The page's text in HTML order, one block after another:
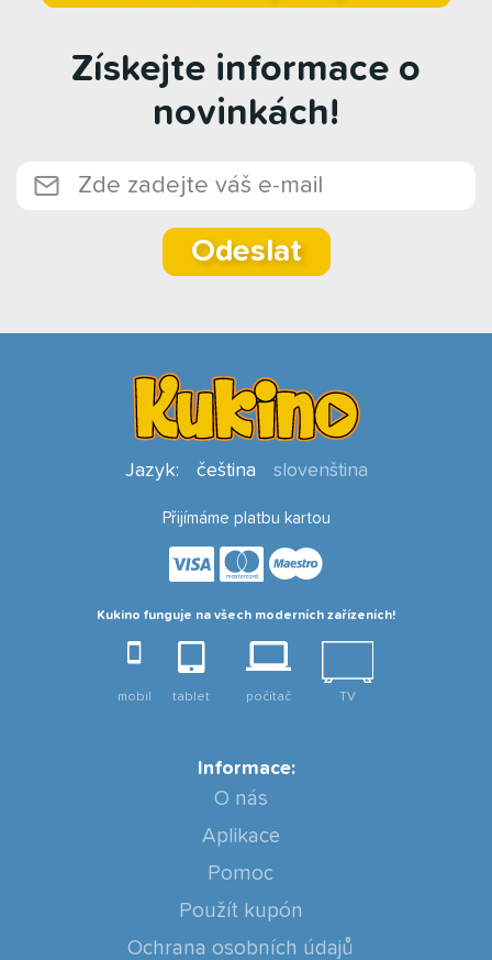
Získejte informace o
novinkách!
Odeslat
Informace:
O nás
Aplikace
Pomoc
Použít kupón
Ochrana osobních údajů
Jazyk: čeština slovenština
Přijímáme platbu kartou
Kukino funguje na všech moderních zařízeních!
mobil tablet počítač TV